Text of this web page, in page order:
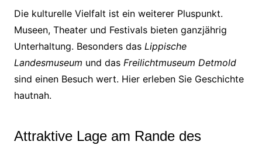
Die kulturelle Vielfalt ist ein weiterer Pluspunkt.
Museen, Theater und Festivals bieten ganzjährig
Unterhaltung. Besonders das Lippische
Landesmuseum und das Freilichtmuseum Detmold
sind einen Besuch wert. Hier erleben Sie Geschichte
hautnah.
Attraktive Lage am Rande des